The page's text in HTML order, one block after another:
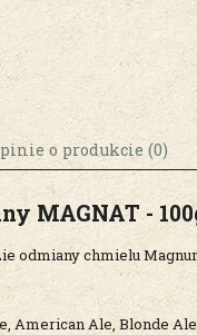
zawiera
kosztów
o produkcie (0)
MAGNAT -
odmiany chmielu
American Ale, Blonde